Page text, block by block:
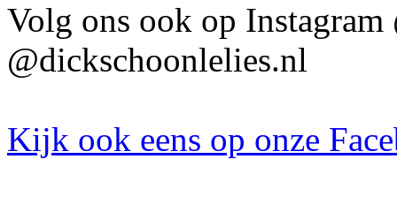
Volg ons ook op
@dickschoonlelies.nl
Kijk ook eens op onze